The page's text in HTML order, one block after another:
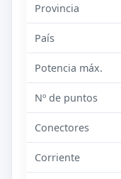
Provincia
País
Potencia máx.
Nº de puntos
Conectores
Corriente